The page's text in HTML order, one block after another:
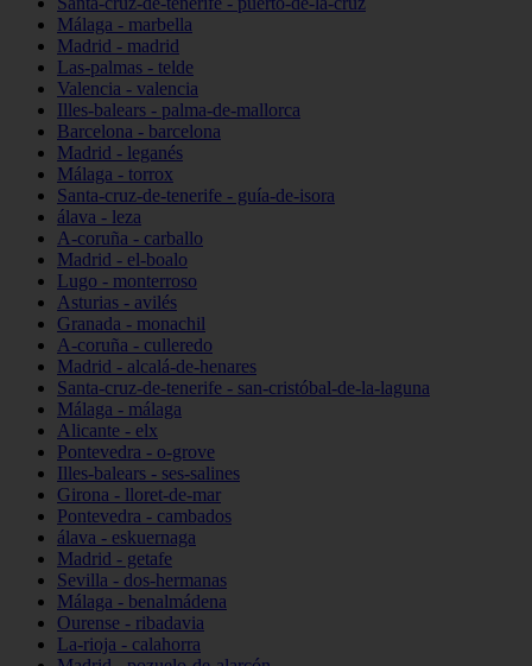
Málaga - marbella
Madrid - madrid
Las-palmas - telde
Valencia - valencia
Illes-balears - palma-de-mallorca
Barcelona - barcelona
Madrid - leganés
Málaga - torrox
Santa-cruz-de-tenerife - guía-de-isora
álava - leza
A-coruña - carballo
Madrid - el-boalo
Lugo - monterroso
Asturias - avilés
Granada - monachil
A-coruña - culleredo
Madrid - alcalá-de-henares
Santa-cruz-de-tenerife - san-cristóbal-de-la-laguna
Málaga - málaga
Alicante - elx
Pontevedra - o-grove
Illes-balears - ses-salines
Girona - lloret-de-mar
Pontevedra - cambados
álava - eskuernaga
Madrid - getafe
Sevilla - dos-hermanas
Málaga - benalmádena
Ourense - ribadavia
La-rioja - calahorra